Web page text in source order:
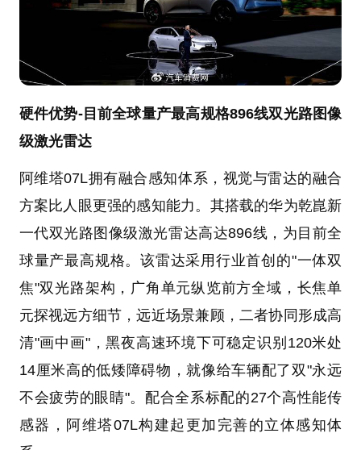
硬件优势-目前全球量产最高规格896线双光路图像
级激光雷达
阿维塔07L拥有融合感知体系，视觉与雷达的融合
方案比人眼更强的感知能力。其搭载的华为乾崑新
一代双光路图像级激光雷达高达896线，为目前全
球量产最高规格。该雷达采用行业首创的"一体双
焦"双光路架构，广角单元纵览前方全域，长焦单
元探视远方细节，远近场景兼顾，二者协同形成高
清"画中画"，黑夜高速环境下可稳定识别120米处
14厘米高的低矮障碍物，就像给车辆配了双"永远
不会疲劳的眼睛"。配合全系标配的27个高性能传
感器，阿维塔07L构建起更加完善的立体感知体